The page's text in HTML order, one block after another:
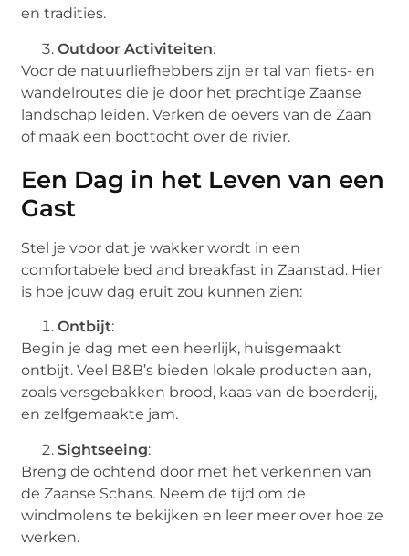
en tradities.
Outdoor Activiteiten:
Voor de natuurliefhebbers zijn er tal van fiets- en
wandelroutes die je door het prachtige Zaanse
landschap leiden. Verken de oevers van de Zaan
of maak een boottocht over de rivier.
Een Dag in het Leven van een
Gast
Stel je voor dat je wakker wordt in een
comfortabele bed and breakfast in Zaanstad. Hier
is hoe jouw dag eruit zou kunnen zien:
Ontbijt:
Begin je dag met een heerlijk, huisgemaakt
ontbijt. Veel B&B’s bieden lokale producten aan,
zoals versgebakken brood, kaas van de boerderij,
en zelfgemaakte jam.
Sightseeing:
Breng de ochtend door met het verkennen van
de Zaanse Schans. Neem de tijd om de
windmolens te bekijken en leer meer over hoe ze
werken.